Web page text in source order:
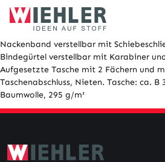
Skip
Nackenband verstellbar mit
Bindegürtel verstellbar mit Karabiner
Aufgesetzte Tasche mit 2 Fächern und
Taschenabschluss, Nieten. Tasche: ca. B
Baumwolle, 295 g/m²